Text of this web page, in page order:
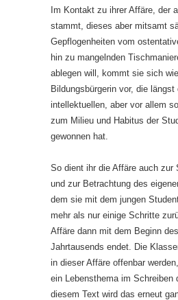
Im Kontakt zu ihrer Affäre, der
stammt, dieses aber mitsamt
Gepflogenheiten vom
hin zu mangelnden
ablegen will, kommt sie sich
Bildungsbürgerin vor, die längst
intellektuellen, aber vor allem
zum Milieu und Habitus der
gewonnen hat.
So dient ihr die Affäre auch zur
und zur Betrachtung des
dem sie mit dem jungen
mehr als nur einige Schritte
Affäre dann mit dem Beginn
Jahrtausends endet. Die
in dieser Affäre offenbar
ein Lebensthema im Schreiben
diesem Text wird das erneut